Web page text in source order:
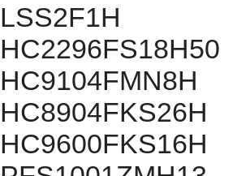
LSS2F1H
HC2296FS18H50
HC9104FMN8H
HC8904FKS26H
HC9600FKS16H